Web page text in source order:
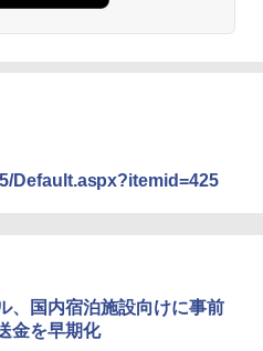
Default.aspx?itemid=425
、国内宿泊施設向けに事前
金を早期化